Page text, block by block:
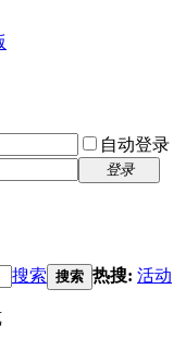
自动登录
登录
搜索 搜索 热搜: 活动